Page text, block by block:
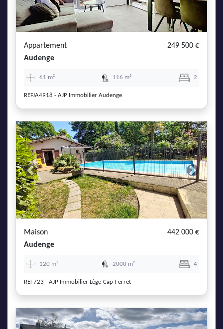
Appartement
249 500 €
Audenge
61 m² 116 m² 2
REFJA4918 - AJP Immobilier Audenge
Previous Next
Maison
442 000 €
Audenge
120 m² 2000 m² 4
REF723 - AJP Immobilier Lège-Cap-Ferret